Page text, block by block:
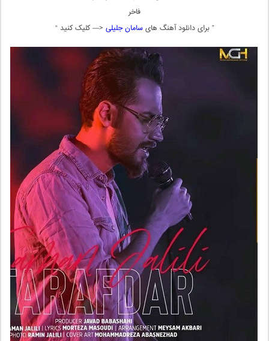
فاخر
” برای دانلود آهنگ هایسامان جلیلی <— کلیک کنید “